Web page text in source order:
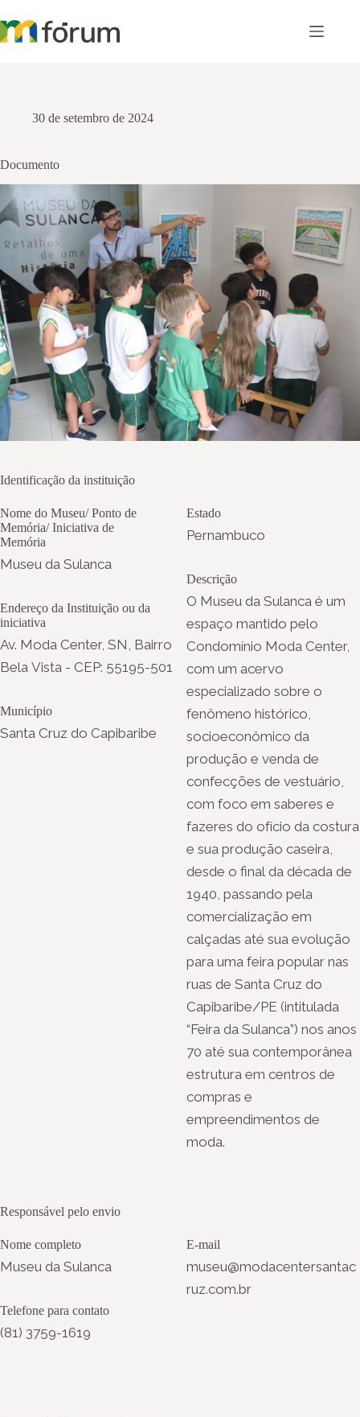
para
o
30 de setembro de 2024
Documento
Identificação da instituição
Nome do Museu/ Ponto de
Memória/ Iniciativa de
Memória
Museu da Sulanca
Endereço da Instituição ou da
iniciativa
Av. Moda Center, SN, Bairro
Bela Vista - CEP: 55195-501
Município
Santa Cruz do Capibaribe
Estado
Pernambuco
Descrição
O Museu da Sulanca é um
espaço mantido pelo
Condomínio Moda Center,
com um acervo
especializado sobre o
fenômeno histórico,
socioeconômico da
produção e venda de
confecções de vestuário,
com foco em saberes e
fazeres do ofício da costura
e sua produção caseira,
desde o final da década de
1940, passando pela
comercialização em
calçadas até sua evolução
para uma feira popular nas
ruas de Santa Cruz do
Capibaribe/PE (intitulada
“Feira da Sulanca”) nos anos
70 até sua contemporânea
estrutura em centros de
compras e
empreendimentos de
moda.
Responsável pelo envio
Nome completo
Museu da Sulanca
Telefone para contato
(81) 3759-1619
E-mail
museu@modacentersantac
ruz.com.br